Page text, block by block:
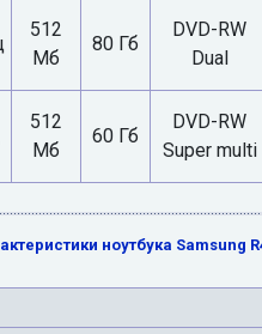
512
Мб
80 Гб
DVD-RW
Dual
512
Мб
60 Гб
DVD-RW
Super multi
ноутбука Samsung